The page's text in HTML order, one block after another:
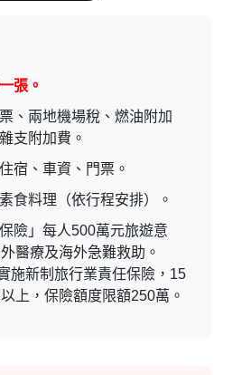
張。
、兩地機場稅、燃油附加
支附加費。
宿、車資、門票。
食料理（依行程安排）。
險」每人500萬元旅遊意
醫療及海外急難救助。
施新制旅行業責任保險，15
上，保險額度限額250萬。